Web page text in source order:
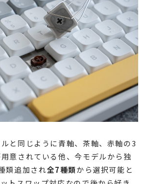
と同じように青軸、茶軸、赤軸の3
意されている他、今モデルから独
類追加され全7種類から選択可能と